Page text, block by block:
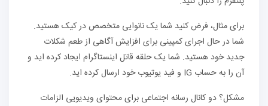
برای مثال، فرض کنید شما یک نانوایی متخصص در کیک هستید.
شما در حال اجرای کمپینی برای افزایش آگاهی از طعم شکلات
جدید خود هستید. شما یک حلقه قاتل اینستاگرام ایجاد کرده اید و
آن را به حساب IG و فید یوتیوب خود ارسال کرده اید.
مشکل؟ دو کانال رسانه اجتماعی برای محتوای ویدیویی الزامات